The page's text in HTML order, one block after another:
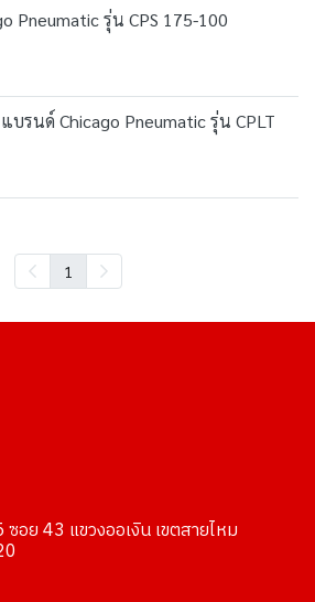
Pneumatic รุ่น CPS 175-100
บรนด์ Chicago Pneumatic รุ่น CPLT
1
อย 43 แขวงออเงิน เขตสายไหม